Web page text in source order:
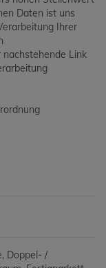
Daten ist uns
Ihrer
Link
Doppel- /